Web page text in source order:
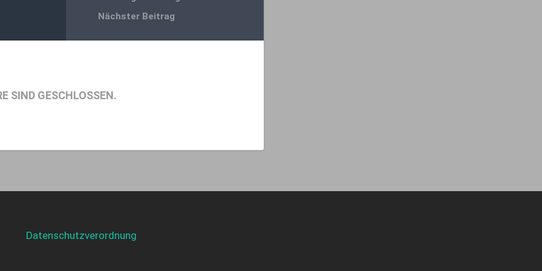
Nächster Beitrag
SIND GESCHLOSSEN.
Datenschutzverordnung